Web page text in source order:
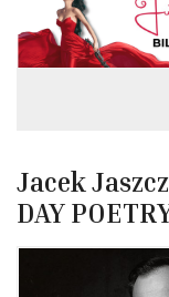
Jacek
DAY